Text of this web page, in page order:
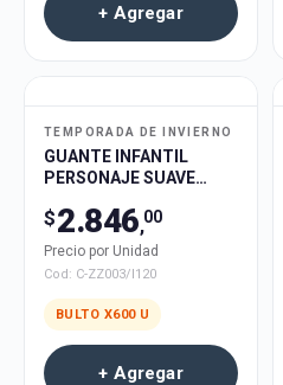
+ Agregar
TEMPORADA DE INVIERNO
GUANTE INFANTIL
PERSONAJE SUAVE
$2.846,00
Precio por Unidad
Cod: C-ZZ003/I120
BULTO X600 U
+ Agregar